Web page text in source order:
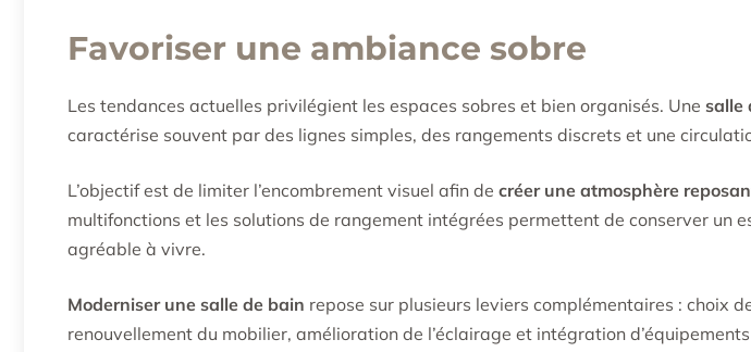
Favoriser une ambiance sobre
Les tendances actuelles privilégient les espaces sobres et bien organisés. Une salle
caractérise souvent par des lignes simples, des rangements discrets et une
L’objectif est de limiter l’encombrement visuel afin de créer une atmosphère
multifonctions et les solutions de rangement intégrées permettent de conserver un
agréable à vivre.
Moderniser une salle de bain repose sur plusieurs leviers complémentaires : choix
renouvellement du mobilier, amélioration de l’éclairage et intégration